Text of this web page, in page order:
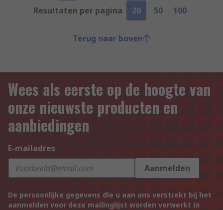
Resultaten per pagina
20 50 100
Terug naar boven
Wees als eerste op de hoogte van
onze nieuwste producten en
aanbiedingen
E-mailadres
Aanmelden
De persoonlijke gegevens die u aan ons verstrekt bij het
aanmelden voor deze mailinglijst worden verwerkt in